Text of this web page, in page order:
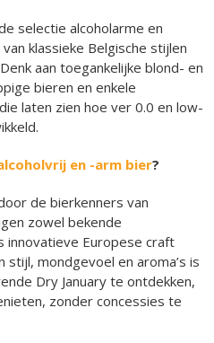
selectie alcoholarme en
klassieke Belgische stijlen
aan toegankelijke blond- en
bieren en enkele
laten zien hoe ver 0.0 en low-
en -arm bier?
de bierkenners van
zowel bekende
innovatieve Europese craft
mondgevoel en aroma’s is
Dry January te ontdekken,
zonder concessies te